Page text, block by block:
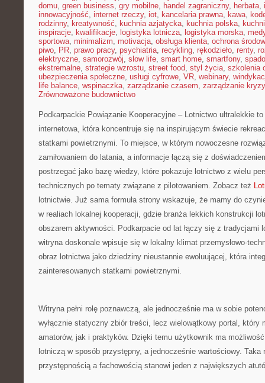
domu, green business, gry mobilne, handel zagraniczny, herbata,
innowacyjność, internet rzeczy, iot, kancelaria prawna, kawa,
rodzinny, kreatywność, kuchnia azjatycka, kuchnia polska,
inspiracje, kwalifikacje, logistyka lotnicza, logistyka morska,
sportowa, minimalizm, motivacja, obsługa klienta, ochrona
piwo, PR, prawo pracy, psychiatria, recykling, rękodzieło, renty,
elektryczne, samorozwój, slow life, smart home, smartfony,
ekstremalne, strategie wzrostu, street food, styl życia, szkolenia
ubezpieczenia społeczne, usługi cyfrowe, VR, webinary,
life balance, wspinaczka, zarządzanie czasem, zarządzanie
Zrównoważone budownictwo
Podkarpackie Powiązanie Kooperacyjne – Lotnictwo ultralekkie to
internetowa, która koncentruje się na inspirującym świecie
statkami powietrznymi. To miejsce, w którym nowoczesne
zamiłowaniem do latania, a informacje łączą się z
postrzegać jako bazę wiedzy, które pokazuje lotnictwo z wielu
technicznych po tematy związane z pilotowaniem. Zobacz też
lotnictwie. Już sama formuła strony wskazuje, że mamy do
w realiach lokalnej kooperacji, gdzie branża lekkich konstrukcji
obszarem aktywności. Podkarpacie od lat łączy się z tradycjami
witryna doskonale wpisuje się w lokalny klimat przemysłowo-
obraz lotnictwa jako dziedziny nieustannie ewoluującej, która
zainteresowanych statkami powietrznymi.
Witryna pełni rolę poznawczą, ale jednocześnie ma w sobie
wyłącznie statyczny zbiór treści, lecz wielowątkowy portal, który
amatorów, jak i praktyków. Dzięki temu użytkownik ma
lotniczą w sposób przystępny, a jednocześnie wartościowy. Taka
przystępnością a fachowością stanowi jeden z największych